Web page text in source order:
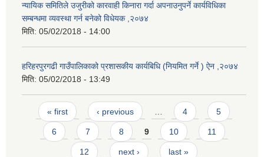
न्यायिक समितिले उजुरीको कारवाही किनारा गर्दा अपनाउनुपर्ने कार्यविधिका
सम्बन्धमा व्यवस्था गर्न बनेको विधेयक ,२०७४
मिति: 05/02/2018 - 14:00
हरिहरपुरगढी गाउँपालिकाको प्रशासकीय कार्यबिधि (नियमित गर्ने ) ऐन ,२०७४
मिति: 05/02/2018 - 13:49
Pages
« first ‹ previous 4 5
6 7 8 9 10 11
12 next › last »